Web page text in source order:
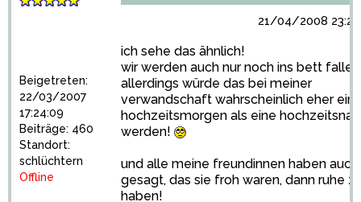
Beigetreten:
22/03/2007
17:24:09
Beiträge: 460
Standort:
schlüchtern
Offline
21/04/2008
ich sehe das ähnlich!
wir werden auch nur noch ins bett
allerdings würde das bei meiner
verwandschaft wahrscheinlich eher ein
hochzeitsmorgen als eine
werden!
und alle meine freundinnen haben auch
gesagt, das sie froh waren, dann ruhe
haben!